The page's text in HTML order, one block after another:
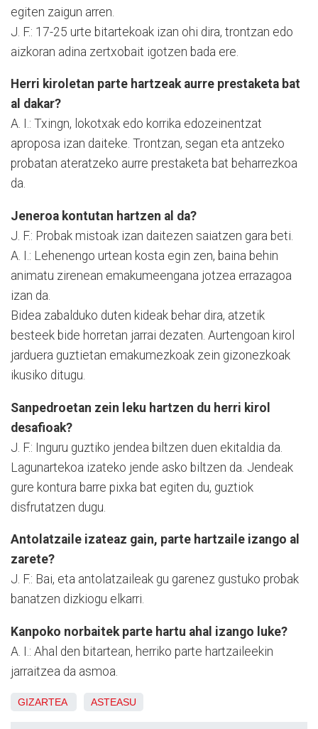
egiten zaigun arren.
J. F.: 17-25 urte bitartekoak izan ohi dira, trontzan edo
aizkoran adina zertxobait igotzen bada ere.
Herri kiroletan parte hartzeak aurre prestaketa bat
al dakar?
A. I.: Txingn, lokotxak edo korrika edozeinentzat
aproposa izan daiteke. Trontzan, segan eta antzeko
probatan ateratzeko aurre prestaketa bat beharrezkoa
da.
Jeneroa kontutan hartzen al da?
J. F.: Probak mistoak izan daitezen saiatzen gara beti.
A. I.: Lehenengo urtean kosta egin zen, baina behin
animatu zirenean emakumeengana jotzea errazagoa
izan da.
Bidea zabalduko duten kideak behar dira, atzetik
besteek bide horretan jarrai dezaten. Aurtengoan kirol
jarduera guztietan emakumezkoak zein gizonezkoak
ikusiko ditugu.
Sanpedroetan zein leku hartzen du herri kirol
desafioak?
J. F.: Inguru guztiko jendea biltzen duen ekitaldia da.
Lagunartekoa izateko jende asko biltzen da. Jendeak
gure kontura barre pixka bat egiten du, guztiok
disfrutatzen dugu.
Antolatzaile izateaz gain, parte hartzaile izango al
zarete?
J. F.: Bai, eta antolatzaileak gu garenez gustuko probak
banatzen dizkiogu elkarri.
Kanpoko norbaitek parte hartu ahal izango luke?
A. I.: Ahal den bitartean, herriko parte hartzaileekin
jarraitzea da asmoa.
GIZARTEA ASTEASU